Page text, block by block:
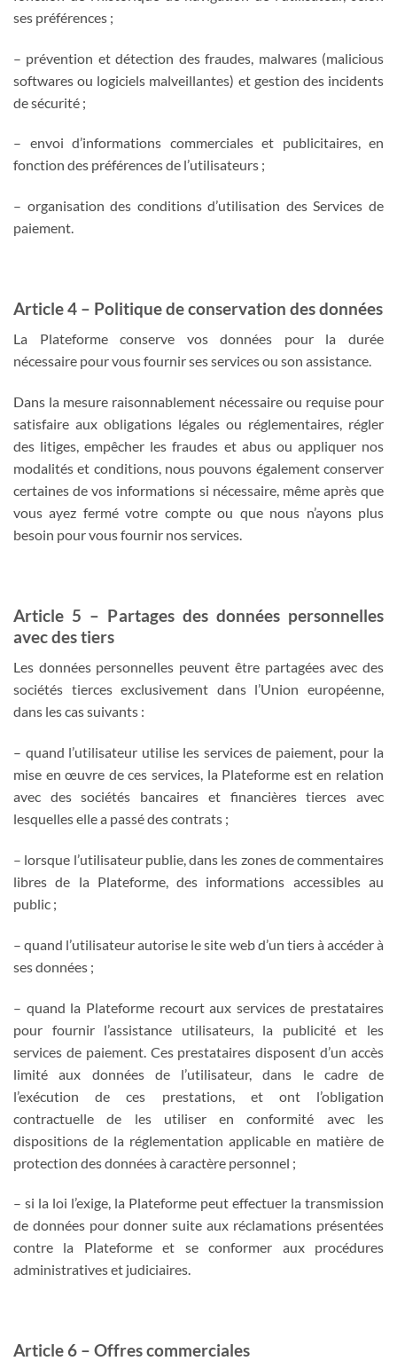
ses préférences ;
– prévention et détection des fraudes, malwares (malicious
softwares ou logiciels malveillantes) et gestion des incidents
de sécurité ;
– envoi d’informations commerciales et publicitaires, en
fonction des préférences de l’utilisateurs ;
– organisation des conditions d’utilisation des Services de
paiement.
Article 4 – Politique de conservation des données
La Plateforme conserve vos données pour la durée
nécessaire pour vous fournir ses services ou son assistance.
Dans la mesure raisonnablement nécessaire ou requise pour
satisfaire aux obligations légales ou réglementaires, régler
des litiges, empêcher les fraudes et abus ou appliquer nos
modalités et conditions, nous pouvons également conserver
certaines de vos informations si nécessaire, même après que
vous ayez fermé votre compte ou que nous n’ayons plus
besoin pour vous fournir nos services.
Article 5 – Partages des données personnelles
avec des tiers
Les données personnelles peuvent être partagées avec des
sociétés tierces exclusivement dans l’Union européenne,
dans les cas suivants :
– quand l’utilisateur utilise les services de paiement, pour la
mise en œuvre de ces services, la Plateforme est en relation
avec des sociétés bancaires et financières tierces avec
lesquelles elle a passé des contrats ;
– lorsque l’utilisateur publie, dans les zones de commentaires
libres de la Plateforme, des informations accessibles au
public ;
– quand l’utilisateur autorise le site web d’un tiers à accéder à
ses données ;
– quand la Plateforme recourt aux services de prestataires
pour fournir l’assistance utilisateurs, la publicité et les
services de paiement. Ces prestataires disposent d’un accès
limité aux données de l’utilisateur, dans le cadre de
l’exécution de ces prestations, et ont l’obligation
contractuelle de les utiliser en conformité avec les
dispositions de la réglementation applicable en matière de
protection des données à caractère personnel ;
– si la loi l’exige, la Plateforme peut effectuer la transmission
de données pour donner suite aux réclamations présentées
contre la Plateforme et se conformer aux procédures
administratives et judiciaires.
Article 6 – Offres commerciales